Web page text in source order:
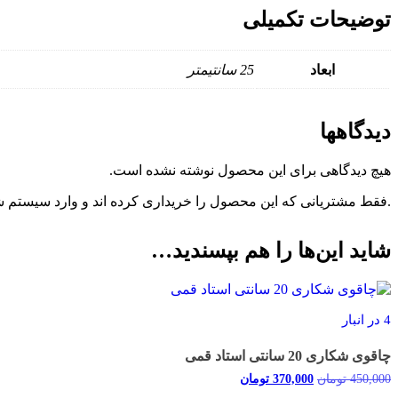
توضیحات تکمیلی
ابعاد 25 سانتیمتر
دیدگاهها
هیچ دیدگاهی برای این محصول نوشته نشده است.
.فقط مشتریانی که این محصول را خریداری کرده اند و وارد سیستم
شاید این‌ها را هم بپسندید…
4 در انبار
چاقوی شکاری 20 سانتی استاد قمی
450,000 تومان 370,000 تومان